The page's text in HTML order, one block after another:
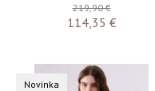
219,90 €
114,35 €
Novinka